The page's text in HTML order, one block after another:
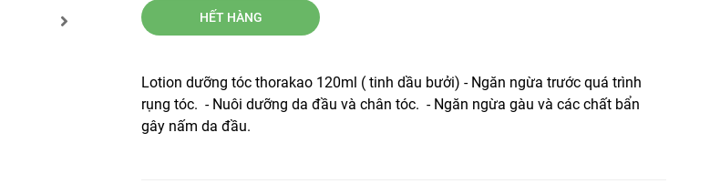
HẾT HÀNG
Lotion dưỡng tóc thorakao 120ml ( tinh dầu bưởi) - Ngăn ngừa trước quá trình
rụng tóc. - Nuôi dưỡng da đầu và chân tóc. - Ngăn ngừa gàu và các chất bẩn
gây nấm da đầu.